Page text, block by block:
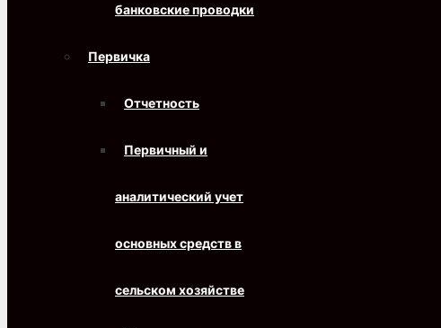
банковские проводки
Первичка
Отчетность
Первичный и
аналитический учет
основных средств в
сельском хозяйстве